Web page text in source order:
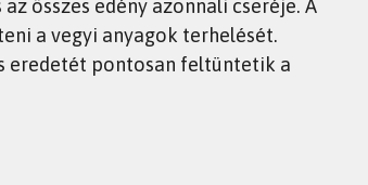
összes edény azonnali cseréje. A
a vegyi anyagok terhelését.
eredetét pontosan feltüntetik a